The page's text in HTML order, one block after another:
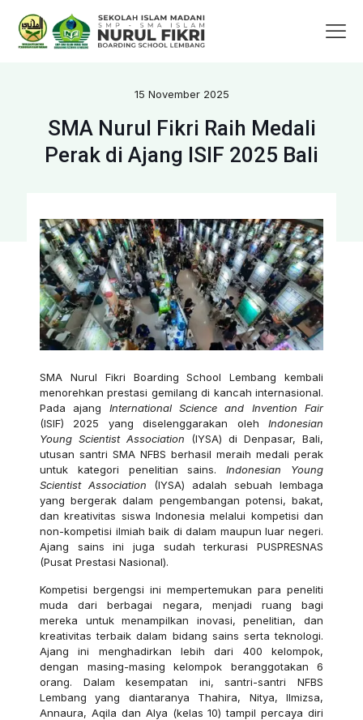
15 November 2025
SMA Nurul Fikri Raih Medali
Perak di Ajang ISIF 2025 Bali
SMA Nurul Fikri Boarding School Lembang kembali
menorehkan prestasi gemilang di kancah internasional.
Pada ajang International Science and Invention Fair
(ISIF) 2025 yang diselenggarakan oleh Indonesian
Young Scientist Association (IYSA) di Denpasar, Bali,
utusan santri SMA NFBS berhasil meraih medali perak
untuk kategori penelitian sains.Indonesian Young
Scientist Association (IYSA) adalah sebuah lembaga
yang bergerak dalam pengembangan potensi, bakat,
dan kreativitas siswa Indonesia melalui kompetisi dan
non-kompetisi ilmiah baik di dalam maupun luar negeri.
Ajang sains ini juga sudah terkurasi PUSPRESNAS
(Pusat Prestasi Nasional).
Kompetisi bergengsi ini mempertemukan para peneliti
muda dari berbagai negara, menjadi ruang bagi
mereka untuk menampilkan inovasi, penelitian, dan
kreativitas terbaik dalam bidang sains serta teknologi.
Ajang ini menghadirkan lebih dari 400 kelompok,
dengan masing-masing kelompok beranggotakan 6
orang. Dalam kesempatan ini, santri-santri NFBS
Lembang yang diantaranya Thahira, Nitya, Ilmizsa,
Annaura, Aqila dan Alya (kelas 10)tampil percaya diri